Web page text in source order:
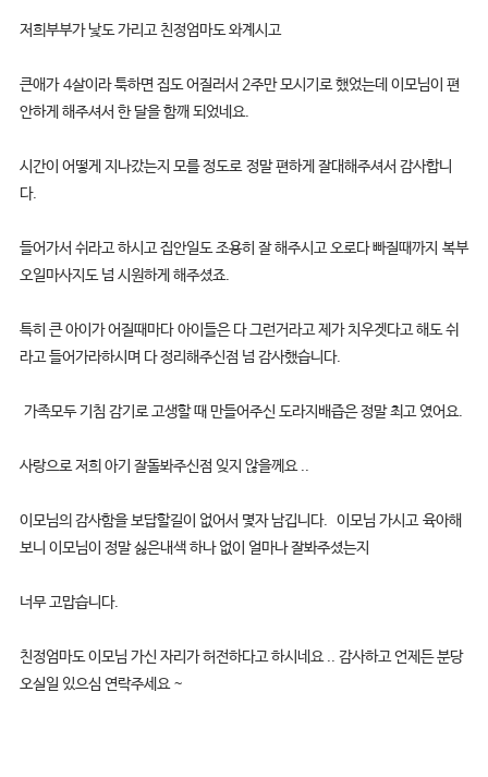
저희부부가 낯도 가리고 친정엄마도 와계시고
큰애가 4살이라 툭하면 집도 어질러서 2주만 모시기로 했었는데 이모님이 편
안하게 해주셔서 한 달을 함깨 되었네요.
시간이 어떻게 지나갔는지 모를 정도로 정말 편하게 잘대해주셔서 감사합니
다.
들어가서 쉬라고 하시고 집안일도 조용히 잘 해주시고 오로다 빠질때까지 복부
오일마사지도 넘 시원하게 해주셨죠.
특히 큰 아이가 어질때마다 아이들은 다 그런거라고 제가 치우겟다고 해도 쉬
라고 들어가라하시며 다 정리해주신점 넘 감사했습니다.
가족모두 기침 감기로 고생할 때 만들어주신 도라지배즙은 정말 최고 였어요.
사랑으로 저희 아기 잘돌봐주신점 잊지 않을께요 ..
이모님의 감사함을 보답할길이 없어서 몇자 남깁니다. 이모님 가시고 육아해
보니 이모님이 정말 싫은내색 하나 없이 얼마나 잘봐주셨는지
너무 고맙습니다.
친정엄마도 이모님 가신 자리가 허전하다고 하시네요 .. 감사하고 언제든 분당
오실일 있으심 연락주세요 ~